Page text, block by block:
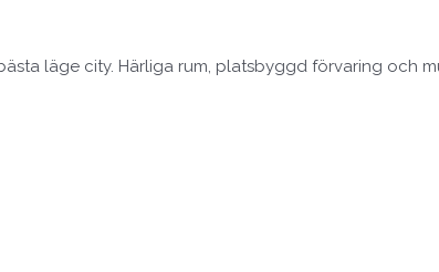
läge city. Härliga rum, platsbyggd förvaring och